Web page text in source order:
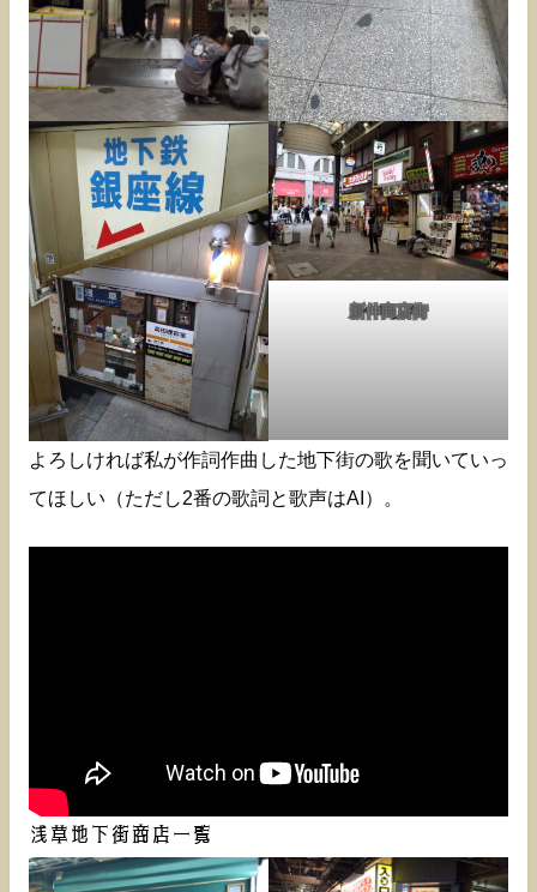
新仲商店街
よろしければ私が作詞作曲した地下街の歌を聞いていっ
てほしい（ただし2番の歌詞と歌声はAI）。
浅草地下街商店一覧